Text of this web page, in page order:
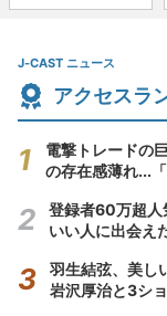
J-CAST ニュース
アクセスラ
電撃トレードの
の存在感薄れ...
登録者60万超
いい人に出会え
羽生結弦、美し
岩沢厚治と3シ